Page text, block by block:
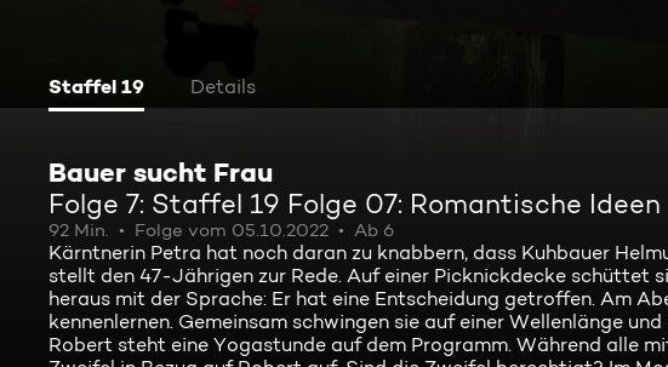
Staffel 19 Details
Bauer sucht Frau
Folge 7: Staffel 19 Folge 07: Romantische
92 Min. Folge vom 05.10.2022 Ab 6
Kärntnerin Petra hat noch daran zu knabbern, dass Kuhbauer
stellt den 47-Jährigen zur Rede. Auf einer Picknickdecke schüttet
heraus mit der Sprache: Er hat eine Entscheidung getroffen. Am
kennenlernen. Gemeinsam schwingen sie auf einer Wellenlänge
Robert steht eine Yogastunde auf dem Programm. Während alle